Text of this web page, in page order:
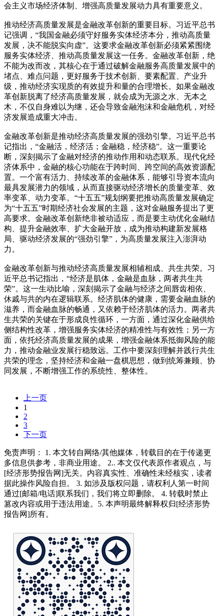
会主义市场经济体制、增强高质量发展动力具有重要意义。
推动经济高质量发展是金融改革创新的重要目标。习近平总书
记强调，“我国金融必须守好服务实体经济本分，推动高质量
发展，决不能脱实向虚”。这要求金融改革创新必须紧紧围绕
服务实体经济、推动高质量发展这一任务。金融改革创新，绝
不能为改而改，其核心在于通过破解金融服务高质量发展中的
堵点、难点问题，更好服务于技术创新、要素配置、产业升
级，推动经济实现质的有效提升和量的合理增长。如果金融改
革创新脱离了经济高质量发展，就会成为无源之水、无本之
木，不仅自身难以为继，还会导致金融泡沫和金融危机，对经
济发展造成重大冲击。
金融改革创新是推动经济高质量发展的强劲引擎。习近平总书
记指出，“金融活，经济活；金融稳，经济稳”。这一重要论
断，深刻揭示了金融对经济的推动作用和动态联系。现代化经
济体系中，金融的核心功能在于跨时间、跨空间的高效资源配
置。一个富有活力、持续改革的金融体系，能够引导资本流向
最具发展潜力的领域，从而直接驱动经济增长的质量变革、效
率变革、动力变革。“十五五”规划纲要把推动高质量发展确定
为“十五五”时期经济社会发展的主题，这对金融服务提出了更
高要求。金融改革创新绝非被动适应，而是要主动优化金融结
构、提升金融效率、扩大金融开放，成为推动构建新发展格
局、驱动经济发展的“强劲引擎”，为高质量发展注入澎湃动
力。
金融改革创新与推动经济高质量发展相辅相成、共生共荣。习
近平总书记指出，“经济是肌体，金融是血脉，两者共生共
荣”。这一生动比喻，深刻揭示了金融与经济之间唇齿相依、
休戚与共的内在逻辑联系。经济肌体的健康，需要金融血脉的
滋养，而金融血脉的畅通，又依赖于经济肌体的活力。两者共
生共荣的关键在于形成良性循环，一方面，通过深化金融供给
侧结构性改革，增强服务实体经济的精准性与有效性；另一方
面，依托经济高质量发展的成果，增强金融体系抵御风险的能
力，推动金融业发展行稳致远。工作中要深刻理解并践行共生
共荣的理念，坚持经济和金融一盘棋思想，做到统筹兼顾、协
同发展，不断增强工作的系统性、整体性。
上一页
1
2
3
下一页
免责声明： 1. 本文转自网络/其他媒体，转载目的在于传递更
多信息供参考，非商业用途。 2.. 本文仅代表原作者观点，与
[经济形势报告网]无关。内容真实性、准确性未经核实，读者
据此操作风险自担。 3. 如涉及版权问题，请权利人第一时间
通过[邮箱/电话]联系我们，我们将立即删除。 4. 转载时禁止
篡改内容或用于违法用途。5. 本声明最终解释权归[经济形势
报告网]所有。